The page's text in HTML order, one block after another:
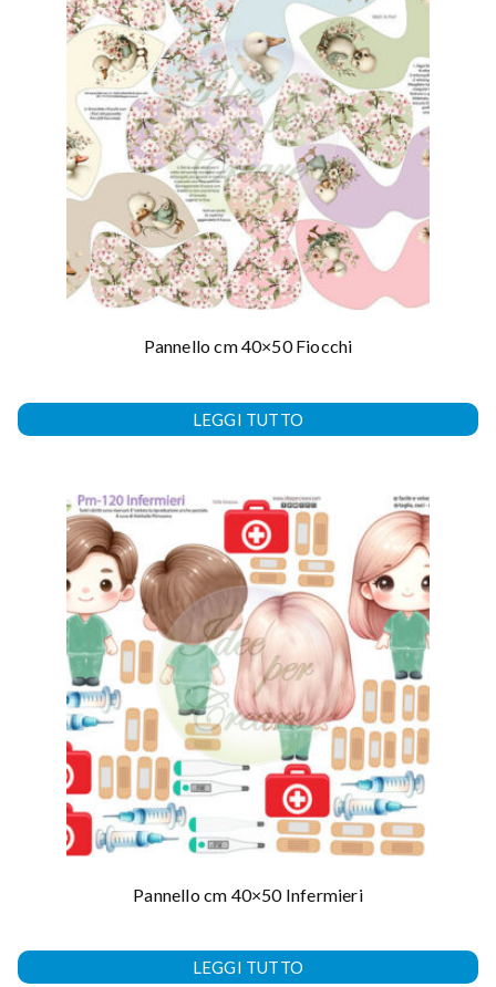
Pannello cm 40×50 Fiocchi
LEGGI TUTTO
Pannello cm 40×50 Infermieri
LEGGI TUTTO